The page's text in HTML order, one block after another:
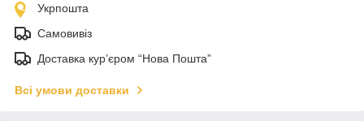
Укрпошта
Самовивіз
Доставка кур’єром “Нова Пошта”
Всі умови доставки